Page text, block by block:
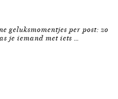
geluksmomentjes per post: zo
je iemand met iets …